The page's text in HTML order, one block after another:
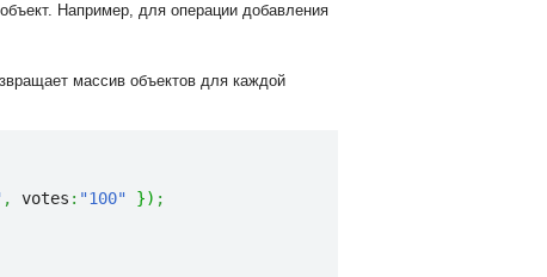
Например, для операции добавления
массив объектов для каждой
, votes : "100" }) ;